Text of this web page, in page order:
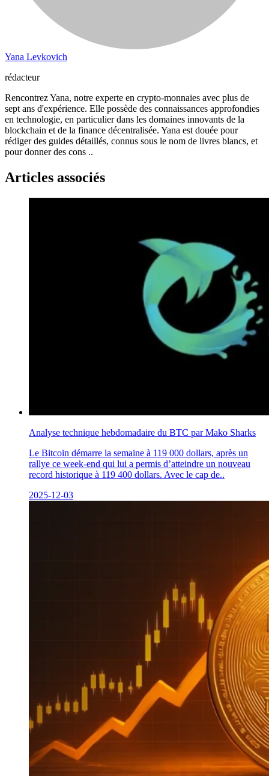
Yana Levkovich
rédacteur
Rencontrez Yana, notre experte en crypto-monnaies avec plus de
sept ans d'expérience. Elle possède des connaissances approfondies
en technologie, en particulier dans les domaines innovants de la
blockchain et de la finance décentralisée. Yana est douée pour
rédiger des guides détaillés, connus sous le nom de livres blancs, et
pour donner des cons ..
Articles associés
Analyse technique hebdomadaire du BTC par Mako Sharks
Le Bitcoin démarre la semaine à 119 000 dollars, après un
rallye ce week-end qui lui a permis d’atteindre un nouveau
record historique à 119 400 dollars. Avec le cap de..
2025-12-03